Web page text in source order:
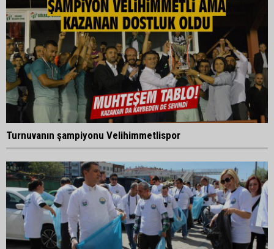
Turnuvanın şampiyonu Velihimmetlispor